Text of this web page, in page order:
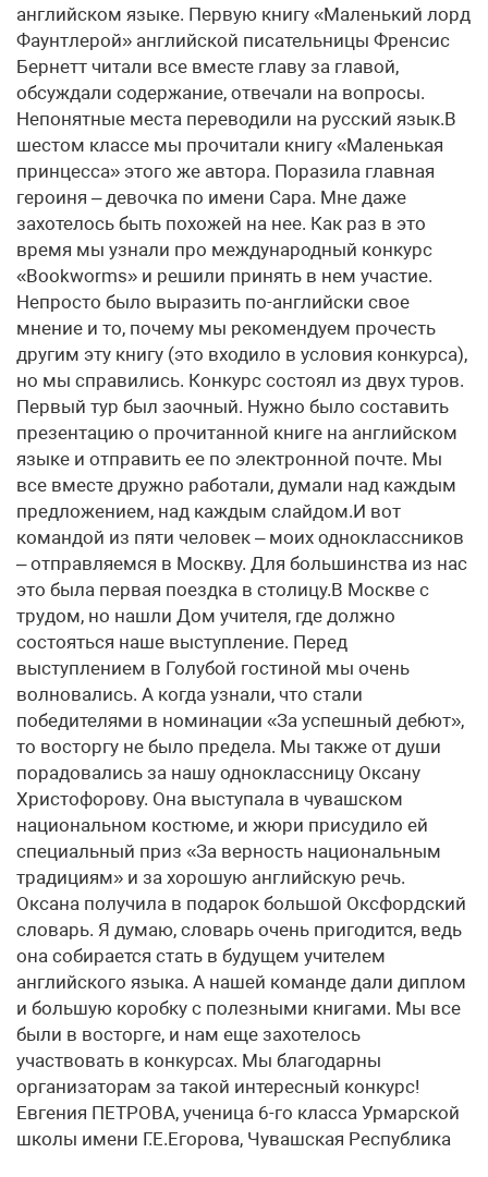
английском языке. Первую книгу «Маленький лорд
Фаунтлерой» английской писательницы Френсис
Бернетт читали все вместе главу за главой,
обсуждали содержание, отвечали на вопросы.
Непонятные места переводили на русский язык.В
шестом классе мы прочитали книгу «Маленькая
принцесса» этого же автора. Поразила главная
героиня – девочка по имени Сара. Мне даже
захотелось быть похожей на нее. Как раз в это
время мы узнали про международный конкурс
«Bookworms» и решили принять в нем участие.
Непросто было выразить по-английски свое
мнение и то, почему мы рекомендуем прочесть
другим эту книгу (это входило в условия конкурса),
но мы справились. Конкурс состоял из двух туров.
Первый тур был заочный. Нужно было составить
презентацию о прочитанной книге на английском
языке и отправить ее по электронной почте. Мы
все вместе дружно работали, думали над каждым
предложением, над каждым слайдом.И вот
командой из пяти человек – моих одноклассников
– отправляемся в Москву. Для большинства из нас
это была первая поездка в столицу.В Москве с
трудом, но нашли Дом учителя, где должно
состояться наше выступление. Перед
выступлением в Голубой гостиной мы очень
волновались. А когда узнали, что стали
победителями в номинации «За успешный дебют»,
то восторгу не было предела. Мы также от души
порадовались за нашу одноклассницу Оксану
Христофорову. Она выступала в чувашском
национальном костюме, и жюри присудило ей
специальный приз «За верность национальным
традициям» и за хорошую английскую речь.
Оксана получила в подарок большой Оксфордский
словарь. Я думаю, словарь очень пригодится, ведь
она собирается стать в будущем учителем
английского языка. А нашей команде дали диплом
и большую коробку с полезными книгами. Мы все
были в восторге, и нам еще захотелось
участвовать в конкурсах. Мы благодарны
организаторам за такой интересный конкурс!​
Евгения ПЕТРОВА, ученица 6-го класса Урмарской
школы имени Г.Е.Егорова, Чувашская Республика